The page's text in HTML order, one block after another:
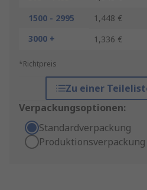
1500 - 2995
1,448 €
3000 +
1,336 €
*Richtpreis
Zu einer
Verpackungsoptionen:
Standardverpackung
Produktionsverpackung